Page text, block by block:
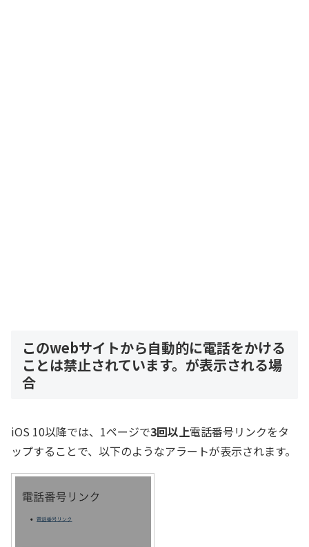
このwebサイトから自動的に電話をかける
ことは禁止されています。が表示される場
合
iOS 10以降では、1ページで3回以上電話番号リンクをタ
ップすることで、以下のようなアラートが表示されます。